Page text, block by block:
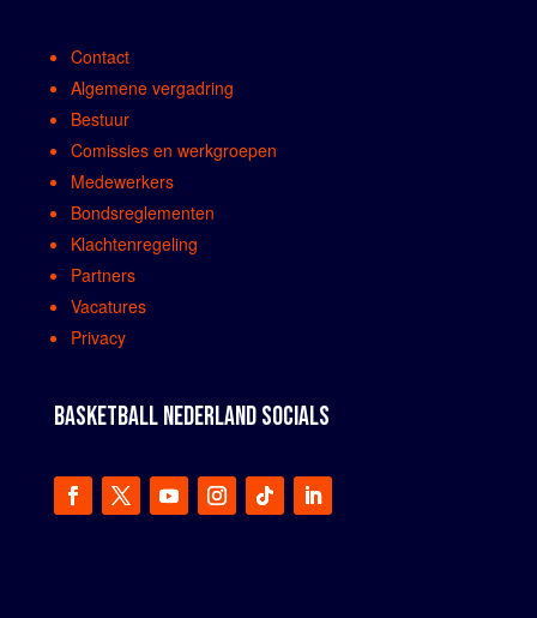
Contact
Algemene vergadring
Bestuur
Comissies en werkgroepen
Medewerkers
Bondsreglementen
Klachtenregeling
Partners
Vacatures
Privacy
BASKETBALL NEDERLAND SOCIALS